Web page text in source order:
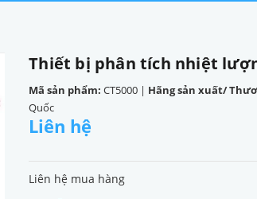
Thiết bị phân tích nhiệt
Mã sản phẩm:CT5000 | Hãng sản xuất/
Quốc
Liên hệ
Liên hệ mua hàng